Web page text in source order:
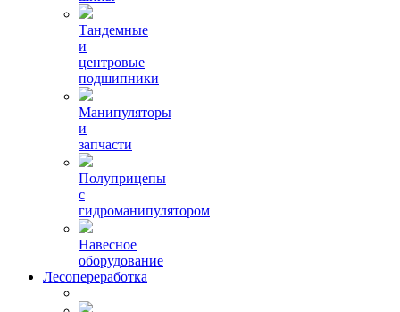
Тандемные
и
центровые
подшипники
Манипуляторы
и
запчасти
Полуприцепы
с
гидроманипулятором
Навесное
оборудование
Лесопереработка